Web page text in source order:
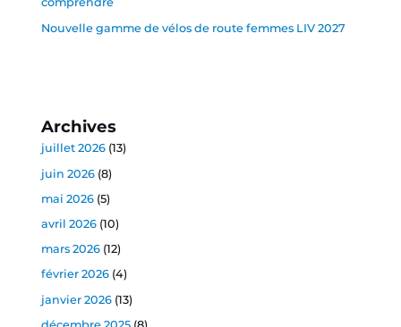
Nouvelle gamme de vélos de route femmes LIV 2027
Archives
juillet 2026(13)
juin 2026(8)
mai 2026(5)
avril 2026(10)
mars 2026(12)
février 2026(4)
janvier 2026(13)